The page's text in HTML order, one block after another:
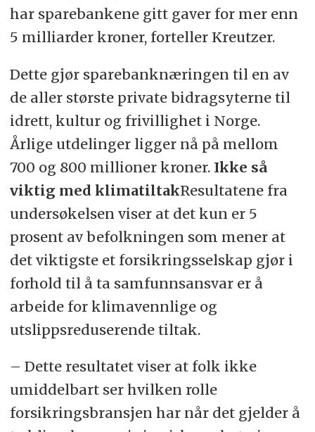
har sparebankene gitt gaver for mer enn
5 milliarder kroner, forteller Kreutzer.
Dette gjør sparebanknæringen til en av
de aller største private bidragsyterne til
idrett, kultur og frivillighet i Norge.
Årlige utdelinger ligger nå på mellom
700 og 800 millioner kroner. Ikke så
viktig med klimatiltakResultatene fra
undersøkelsen viser at det kun er 5
prosent av befolkningen som mener at
det viktigste et forsikringsselskap gjør i
forhold til å ta samfunnsansvar er å
arbeide for klimavennlige og
utslippsreduserende tiltak.
– Dette resultatet viser at folk ikke
umiddelbart ser hvilken rolle
forsikringsbransjen har når det gjelder å